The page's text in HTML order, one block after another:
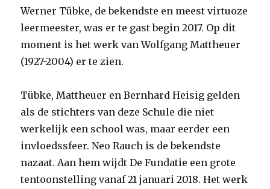
Werner Tübke, de bekendste en meest virtuoze
leermeester, was er te gast begin 2017. Op dit
moment is het werk van Wolfgang Mattheuer
(1927-2004) er te zien.
Tübke, Mattheuer en Bernhard Heisig gelden
als de stichters van deze Schule die niet
werkelijk een school was, maar eerder een
invloedssfeer. Neo Rauch is de bekendste
nazaat. Aan hem wijdt De Fundatie een grote
tentoonstelling vanaf 21 januari 2018. Het werk